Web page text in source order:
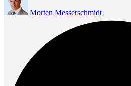
Morten Messerschmidt